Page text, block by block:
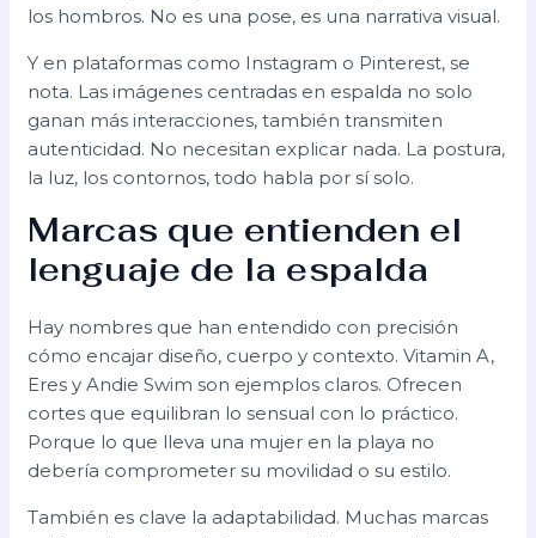
los hombros. No es una pose, es una narrativa visual.
Y en plataformas como Instagram o Pinterest, se
nota. Las imágenes centradas en espalda no solo
ganan más interacciones, también transmiten
autenticidad. No necesitan explicar nada. La postura,
la luz, los contornos, todo habla por sí solo.
Marcas que entienden el
lenguaje de la espalda
Hay nombres que han entendido con precisión
cómo encajar diseño, cuerpo y contexto. Vitamin A,
Eres y Andie Swim son ejemplos claros. Ofrecen
cortes que equilibran lo sensual con lo práctico.
Porque lo que lleva una mujer en la playa no
debería comprometer su movilidad o su estilo.
También es clave la adaptabilidad. Muchas marcas